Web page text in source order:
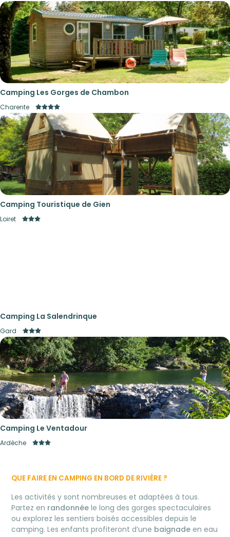
Camping Les Gorges de Chambon
Charente
Camping Touristique de Gien
Loiret
Camping La Salendrinque
Gard
Camping Le Ventadour
Ardèche
QUE FAIRE EN CAMPING EN BORD DE RIVIÈRE ?
Les activités y sont nombreuses et adaptées à tous.
Partez en randonnée le long des gorges spectaculaires
ou explorez les sentiers boisés accessibles depuis le
camping. Les enfants profiteront d’une baignade en eau